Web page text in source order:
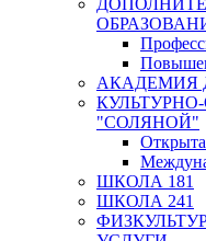
АКАДЕМИЯ
"СОЛЯНОЙ"
ШКОЛА 181
ШКОЛА 241